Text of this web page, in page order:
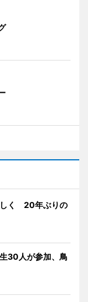
しく 20年ぶりの
30人が参加、鳥